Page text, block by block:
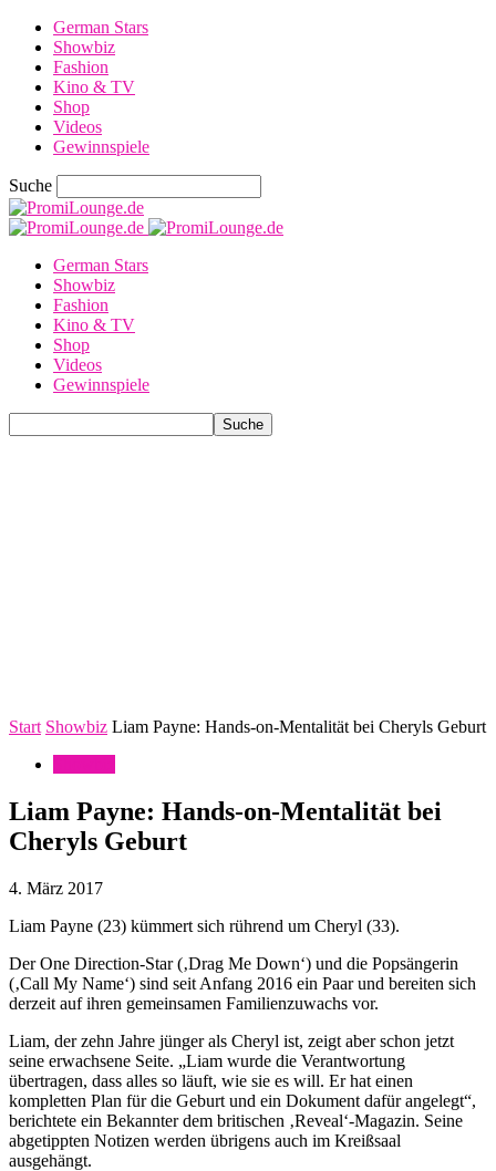
German Stars
Showbiz
Fashion
Kino & TV
Shop
Videos
Gewinnspiele
Suche
German Stars
Showbiz
Fashion
Kino & TV
Shop
Videos
Gewinnspiele
Start Showbiz Liam Payne: Hands-on-Mentalität bei Cheryls Geburt
Liam Payne: Hands-on-Mentalität bei
Cheryls Geburt
4. März 2017
Liam Payne (23) kümmert sich rührend um Cheryl (33).
Der One Direction-Star (‚Drag Me Down‘) und die Popsängerin
(‚Call My Name‘) sind seit Anfang 2016 ein Paar und bereiten sich
derzeit auf ihren gemeinsamen Familienzuwachs vor.
Liam, der zehn Jahre jünger als Cheryl ist, zeigt aber schon jetzt
seine erwachsene Seite. „Liam wurde die Verantwortung
übertragen, dass alles so läuft, wie sie es will. Er hat einen
kompletten Plan für die Geburt und ein Dokument dafür angelegt“,
berichtete ein Bekannter dem britischen ‚Reveal‘-Magazin. Seine
abgetippten Notizen werden übrigens auch im Kreißsaal
ausgehängt.